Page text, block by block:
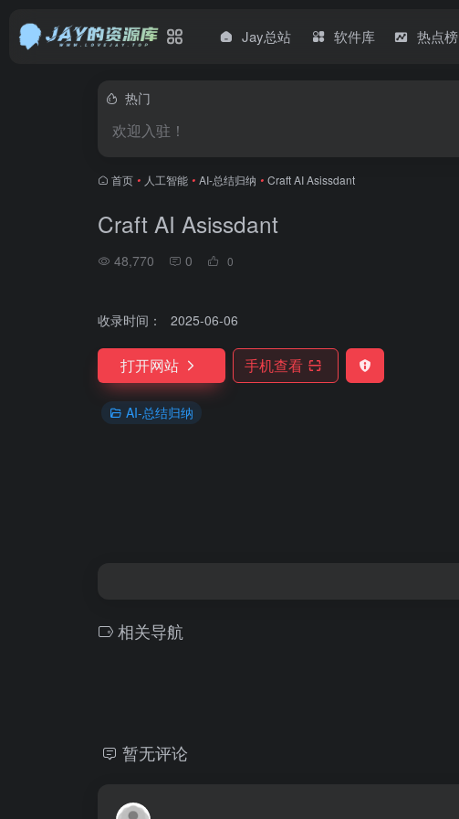
Jay总站 软件库 热点榜
热门
欢迎入驻！
首页 • 人工智能 • AI-总结归纳 • Craft AI Asissdant
Craft AI Asissdant
48,770 0 0
收录时间： 2025-06-06
打开网站 手机查看
AI-总结归纳
相关导航
暂无评论